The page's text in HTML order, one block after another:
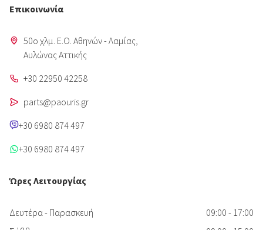
Επικοινωνία
50o χλμ. Ε.Ο. Αθηνών - Λαμίας,
Aυλώνας Αττικής
+30 22950 42258
parts@paouris.gr
+30 6980 874 497
+30 6980 874 497
Ώρες Λειτουργίας
Δευτέρα - Παρασκευή
09:00 - 17:00